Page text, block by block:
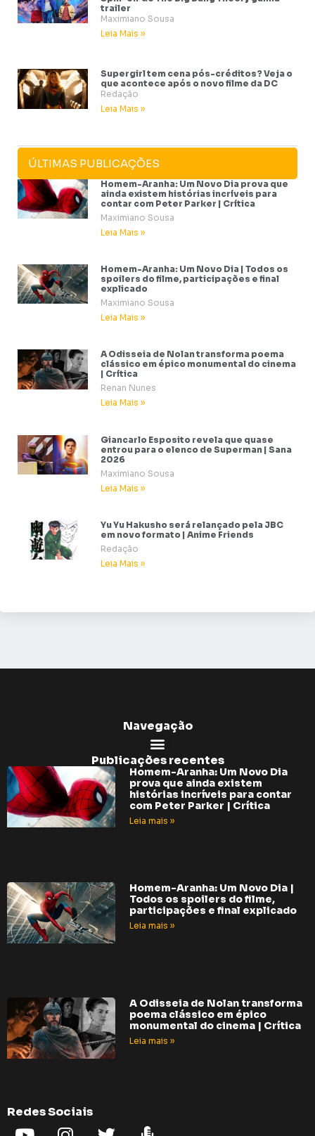
trailer
Maximiano Sousa
Leia Mais »
Supergirl tem cena pós-créditos? Veja o
que acontece após o novo filme da DC
Redação
Leia Mais »
ÚLTIMAS PUBLICAÇÕES
Homem-Aranha: Um Novo Dia prova que
ainda existem histórias incríveis para
contar com Peter Parker | Crítica
Maximiano Sousa
Leia Mais »
Homem-Aranha: Um Novo Dia | Todos os
spoilers do filme, participações e final
explicado
Maximiano Sousa
Leia Mais »
A Odisseia de Nolan transforma poema
clássico em épico monumental do cinema
| Crítica
Renan Nunes
Leia Mais »
Giancarlo Esposito revela que quase
entrou para o elenco de Superman | Sana
2026
Maximiano Sousa
Leia Mais »
Yu Yu Hakusho será relançado pela JBC
em novo formato | Anime Friends
Redação
Leia Mais »
Navegação
Publicações recentes
Homem-Aranha: Um Novo Dia
prova que ainda existem
histórias incríveis para contar
com Peter Parker | Crítica
Leia mais »
Homem-Aranha: Um Novo Dia |
Todos os spoilers do filme,
participações e final explicado
Leia mais »
A Odisseia de Nolan transforma
poema clássico em épico
monumental do cinema | Crítica
Leia mais »
Redes Sociais